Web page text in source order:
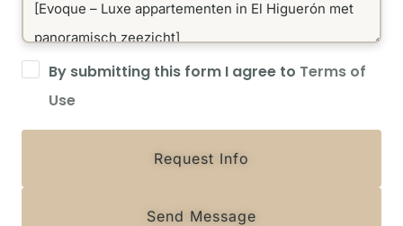
By submitting this form I agree to Terms of
Use
Request Info
Send Message